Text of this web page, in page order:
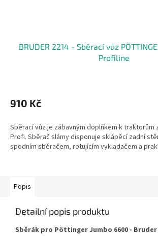
BRUDER 2214 - Sběrací vůz
Profiline
910 Kč
Sběrací vůz je zábavným doplňkem k traktorům
Profi. Sběrač slámy disponuje sklápěcí zadní
spodním sběračem, rotujícím vykladačem a
Popis
Detailní popis produktu
Sběrák pro Pöttinger Jumbo 6600 - Bruder